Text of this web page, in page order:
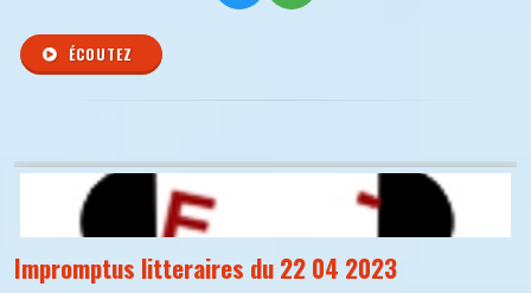
ÉCOUTEZ
Impromptus litteraires du 22 04 2023